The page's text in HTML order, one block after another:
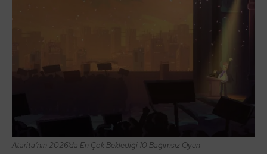
Atarita’nın 2026’da En Çok Beklediği 10 Bağımsız Oyun